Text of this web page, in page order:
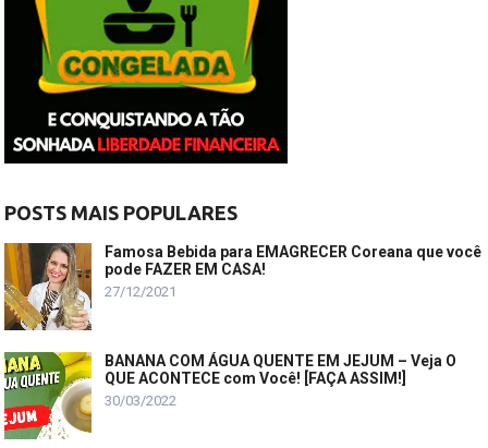
POSTS MAIS POPULARES
Famosa Bebida para EMAGRECER Coreana que você
pode FAZER EM CASA!
27/12/2021
BANANA COM ÁGUA QUENTE EM JEJUM – Veja O
QUE ACONTECE com Você! [FAÇA ASSIM!]
30/03/2022